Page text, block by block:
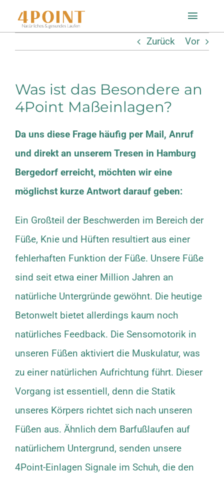
Inhalt
Toggle
Einlagenfinder
Technologie
Mein Konto
Shop
Zurück Vor
Was ist das Besondere an
4Point Maßeinlagen?
Da uns diese Frage häufig per Mail, Anruf
und direkt an unserem Tresen in Hamburg
Bergedorf erreicht, möchten wir eine
möglichst kurze Antwort darauf geben:
Ein Großteil der Beschwerden im Bereich der
Füße, Knie und Hüften resultiert aus einer
fehlerhaften Funktion der Füße. Unsere Füße
sind seit etwa einer Million Jahren an
natürliche Untergründe gewöhnt. Die heutige
Betonwelt bietet allerdings kaum noch
natürliches Feedback. Die Sensomotorik in
unseren Füßen aktiviert die Muskulatur, was
zu einer natürlichen Aufrichtung führt. Dieser
Vorgang ist essentiell, denn die Statik
unseres Körpers richtet sich nach unseren
Füßen aus. Ähnlich dem Barfußlaufen auf
natürlichem Untergrund, senden unsere
4Point-Einlagen Signale im Schuh, die den